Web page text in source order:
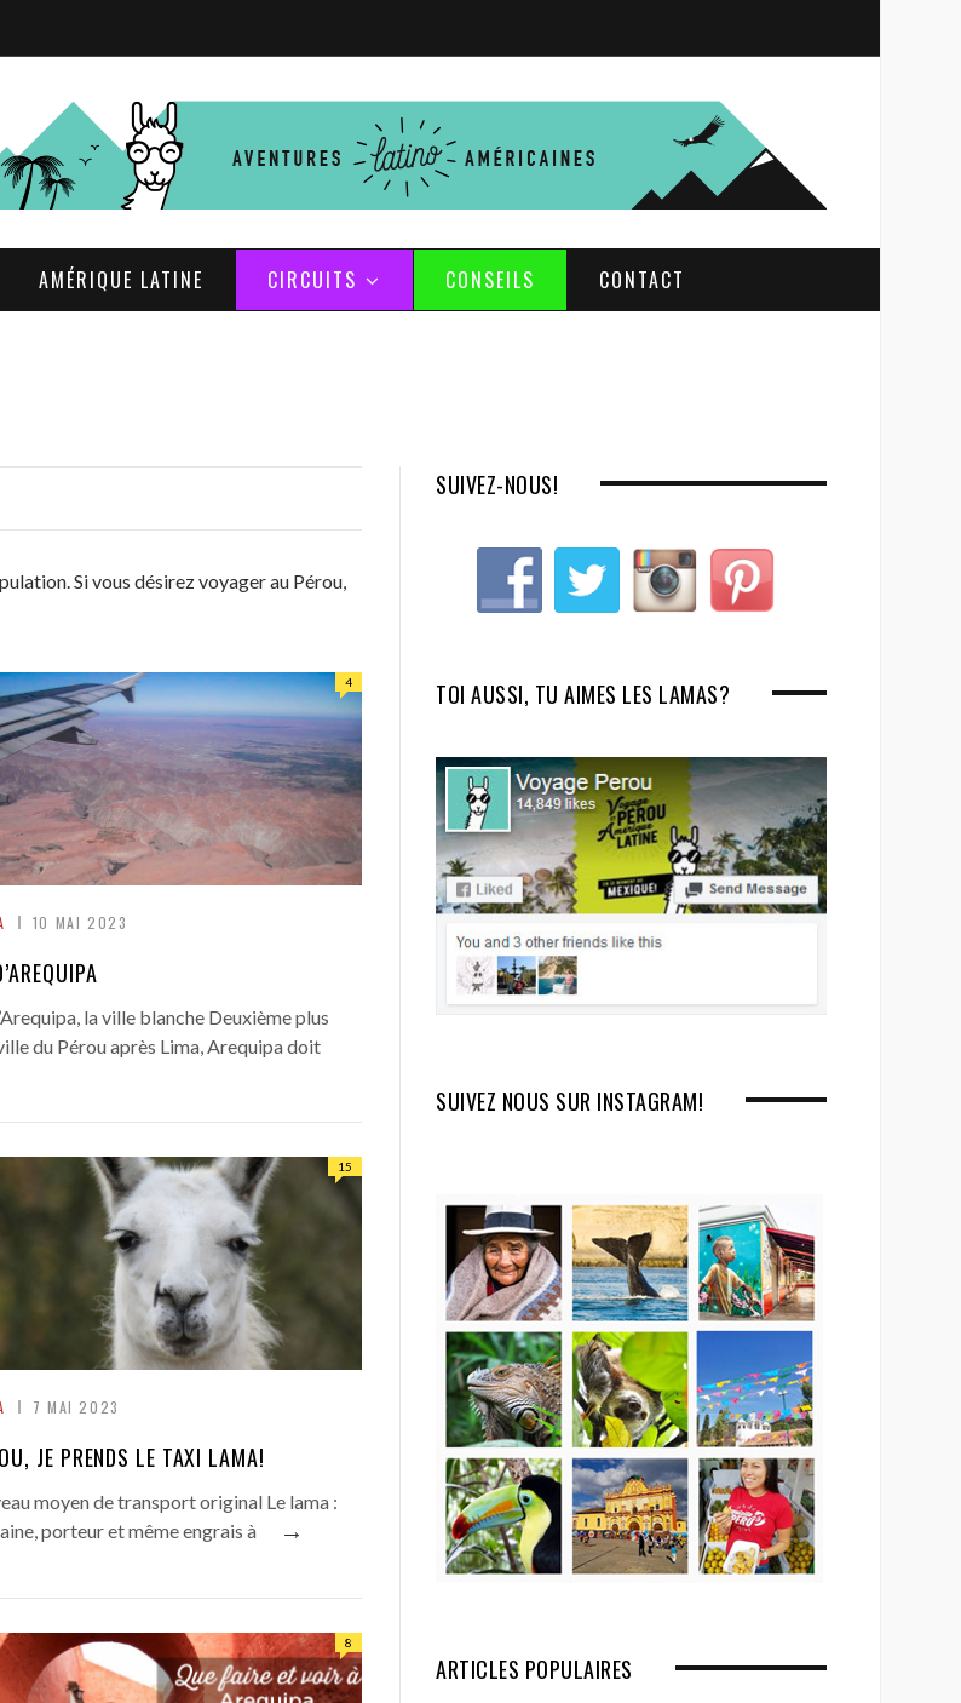
c
AMÉRIQUE LATINE CIRCUITS CONSEILS CONTACT
Si vous désirez voyager au Pérou,
10 MAI 2023
4
la ville blanche Deuxième plus
du Pérou après Lima, Arequipa doit
7 MAI 2023
15
JE PRENDS LE TAXI LAMA!
moyen de transport original Le lama :
porteur et même engrais à
→
8
SUIVEZ-NOUS!
TOI AUSSI, TU AIMES LES LAMAS?
SUIVEZ NOUS SUR INSTAGRAM!
ARTICLES POPULAIRES